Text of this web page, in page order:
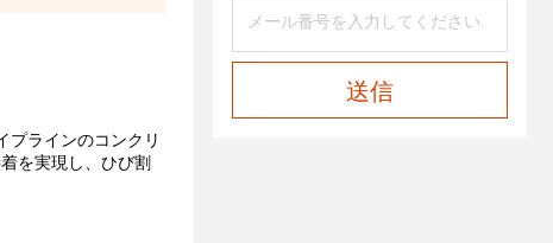
プラインのコンクリ
を実現し、ひび割
送信